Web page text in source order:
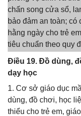
chấn song cửa sổ,
bảo đảm an toàn;
hằng ngày cho trẻ
tiêu chuẩn theo quy
Điều 19. Đồ dùng,
dạy học
1. Cơ sở giáo dục
dùng, đồ chơi, học
thiểu cho trẻ em,